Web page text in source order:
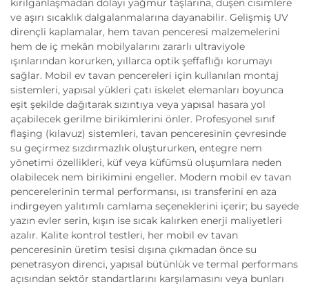
kırılganlaşmadan dolayı yağmur taşlarına, düşen cisimlere
ve aşırı sıcaklık dalgalanmalarına dayanabilir. Gelişmiş UV
dirençli kaplamalar, hem tavan penceresi malzemelerini
hem de iç mekân mobilyalarını zararlı ultraviyole
ışınlarından korurken, yıllarca optik şeffaflığı korumayı
sağlar. Mobil ev tavan pencereleri için kullanılan montaj
sistemleri, yapısal yükleri çatı iskelet elemanları boyunca
eşit şekilde dağıtarak sızıntıya veya yapısal hasara yol
açabilecek gerilme birikimlerini önler. Profesyonel sınıf
flaşing (kılavuz) sistemleri, tavan penceresinin çevresinde
su geçirmez sızdırmazlık oluştururken, entegre nem
yönetimi özellikleri, küf veya küfümsü oluşumlara neden
olabilecek nem birikimini engeller. Modern mobil ev tavan
pencerelerinin termal performansı, ısı transferini en aza
indirgeyen yalıtımlı camlama seçeneklerini içerir; bu sayede
yazın evler serin, kışın ise sıcak kalırken enerji maliyetleri
azalır. Kalite kontrol testleri, her mobil ev tavan
penceresinin üretim tesisi dışına çıkmadan önce su
penetrasyon direnci, yapısal bütünlük ve termal performans
açısından sektör standartlarını karşılamasını veya bunları